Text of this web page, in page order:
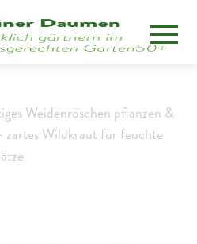
Weidenröschen pflanzen &
zartes Wildkraut für feuchte